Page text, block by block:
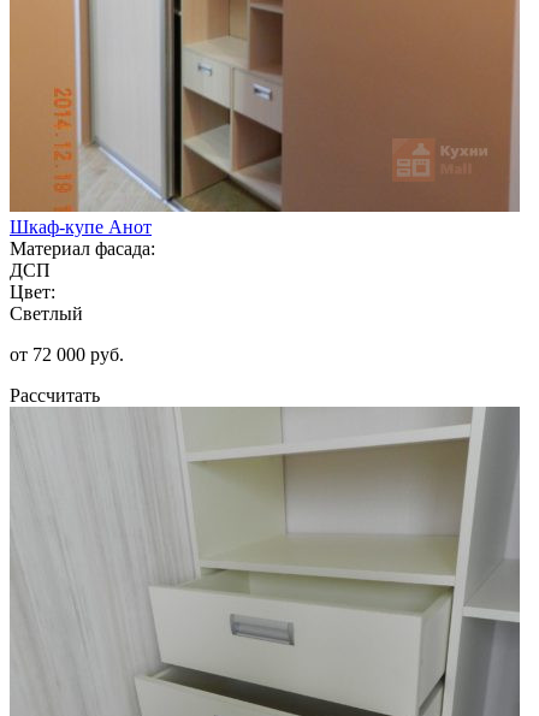
Шкаф-купе Анот
Материал фасада:
ДСП
Цвет:
Светлый
от 72 000 руб.
Рассчитать